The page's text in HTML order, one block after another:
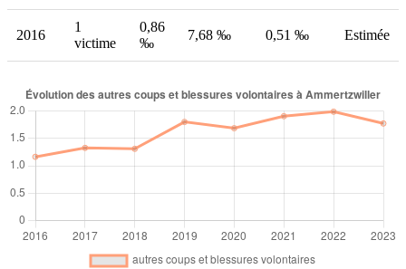
2016
1
victime
0,86
‰
7,68 ‰ 0,51 ‰ Estimée